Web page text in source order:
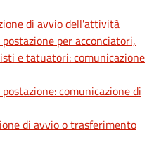
di avvio dell'attività
per acconciatori,
e tatuatori: comunicazione
comunicazione di
di avvio o trasferimento